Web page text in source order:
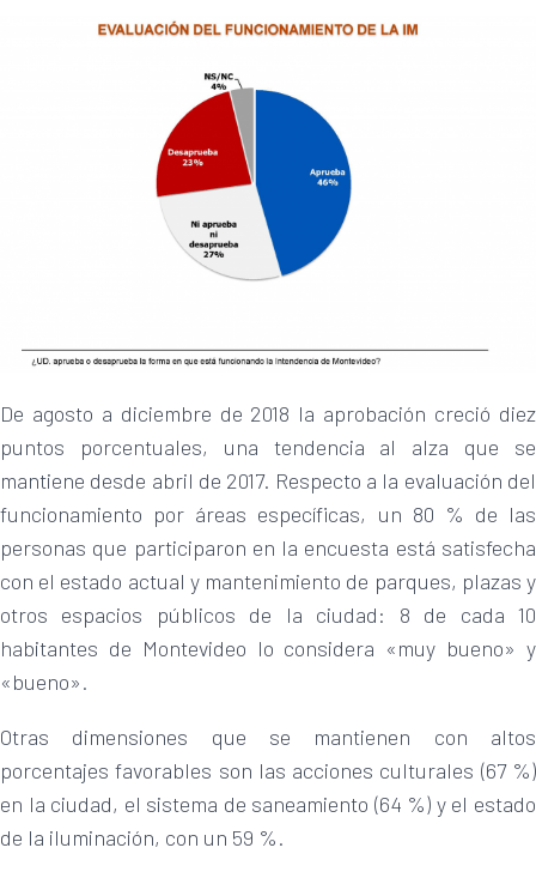
De agosto a diciembre de 2018 la aprobación creció diez
puntos porcentuales, una tendencia al alza que se
mantiene desde abril de 2017. Respecto a la evaluación del
funcionamiento por áreas específicas, un 80 % de las
personas que participaron en la encuesta está satisfecha
con el estado actual y mantenimiento de parques, plazas y
otros espacios públicos de la ciudad: 8 de cada 10
habitantes de Montevideo lo considera «muy bueno» y
«bueno».
Otras dimensiones que se mantienen con altos
porcentajes favorables son las acciones culturales (67 %)
en la ciudad, el sistema de saneamiento (64 %) y el estado
de la iluminación, con un 59 %.